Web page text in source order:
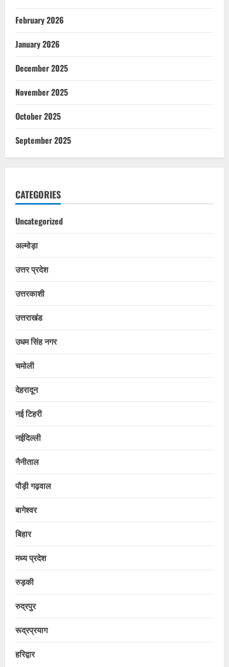
February 2026
January 2026
December 2025
November 2025
October 2025
September 2025
CATEGORIES
Uncategorized
अल्मोड़ा
उत्तर प्रदेश
उत्तरकाशी
उत्तराखंड
उधम सिंह नगर
चमोली
देहरादून
नई टिहरी
नईदिल्ली
नैनीताल
पौड़ी गढ़वाल
बागेश्वर
बिहार
मध्य प्रदेश
रुड़की
रुद्रपुर
रूद्रप्रयाग
हरिद्वार